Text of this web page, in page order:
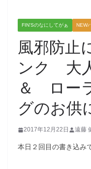
FIN'Sのなにしてがぁ NEW
風邪防止
ンク 大
＆ ロー
グのお供
2017年12月22日 遠藤
本日２回目の書き込み